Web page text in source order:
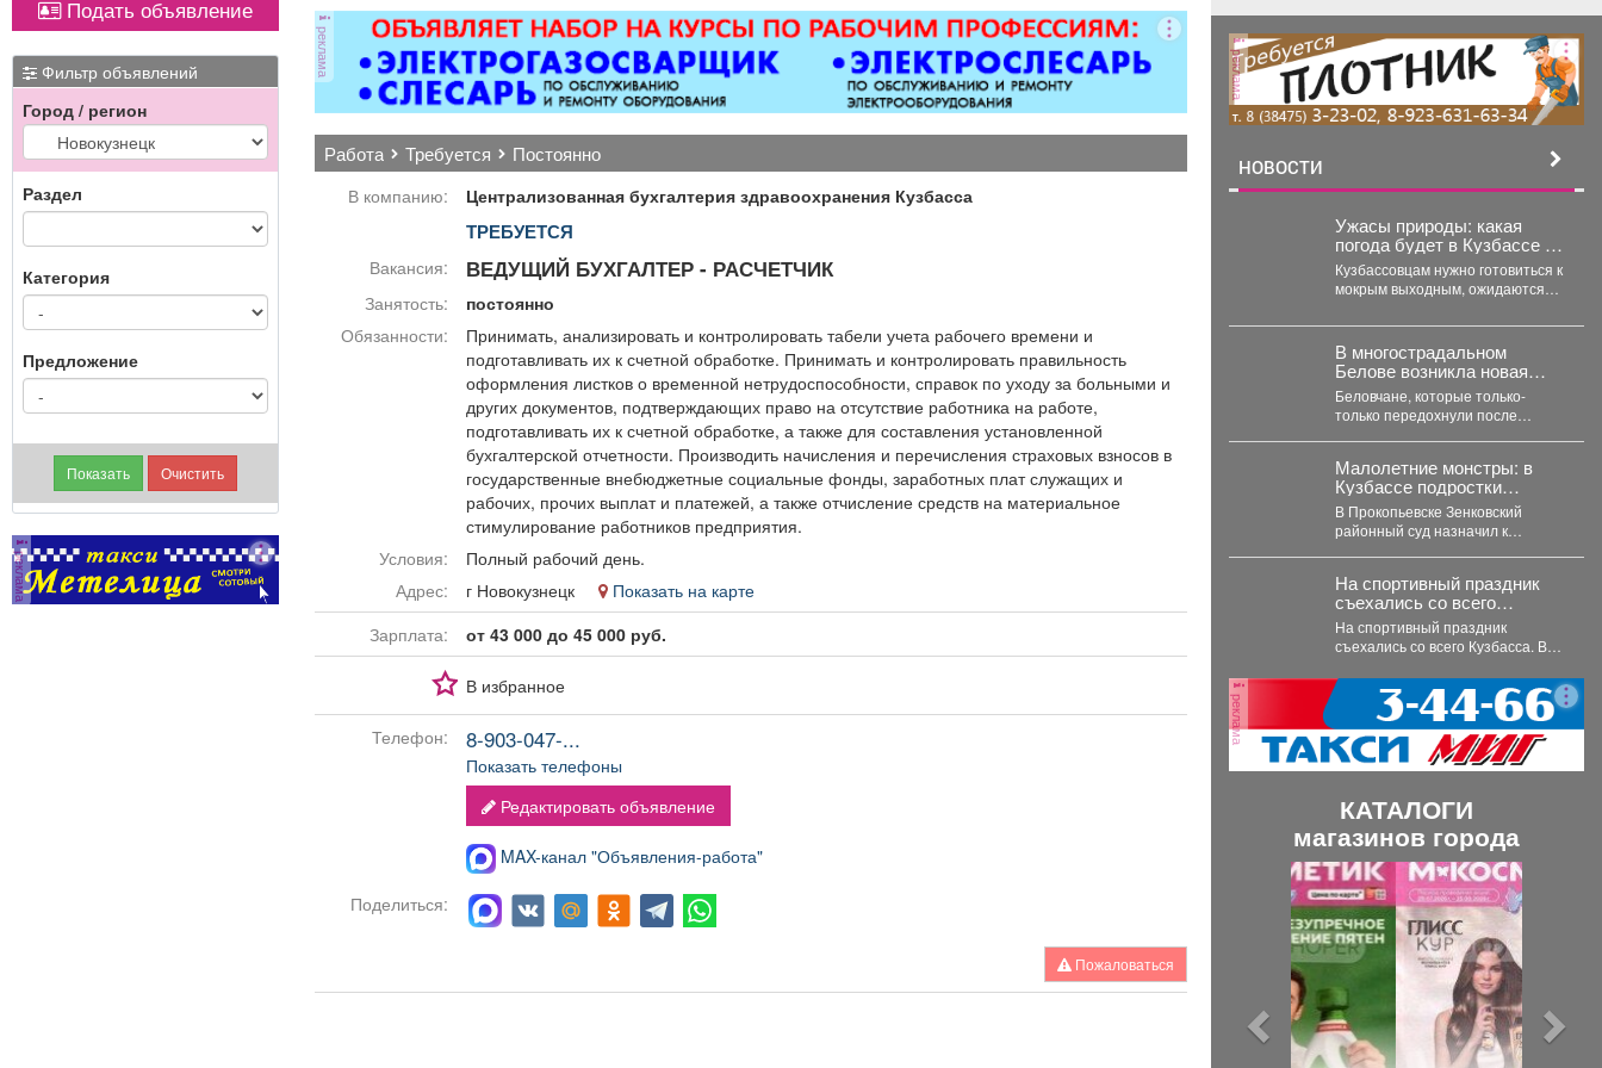
Вывоз мусора.
ОХРАННИКИ 5 разряда,
з/п от 33000 руб. 6
разряда, з/п от 37000
руб. официальное
трудоустройство
полный соц. пакет ООО
ЧОП «Интерлок-Н»
апартаментов.
-Комплектация номеров
всем необходимым
перед заселением
постояльцев. -Смена
постельного белья и
растений. -Проверка
— телевизора,
холодильника и др.
-Пополнение запаса
предметов личной
гигиены, а также мини-
бара. -Уборка зон
отдыха, коридоров и
служебных помещений.
-Выполнение
отдельных поручений
администраторов.
Сменный Занятость:
Постоянная Способ
договор Количество
откатные ворота; все
виды сварочных работ;
металлоконструкции;
бетонные работы
любой сложности.
Пенсионерам скидка
Подать объявление
Фильтр объявлений
Город / регион
Раздел
Категория
Предложение
реклама
реклама
работа требуется постоянно
В компанию: Централизованная бухгалтерия здравоохранения Кузбасса
ТРЕБУЕТСЯ
Вакансия: ВЕДУЩИЙ БУХГАЛТЕР - РАСЧЕТЧИК
Занятость:
постоянно
Обязанности:
Принимать, анализировать и контролировать табели учета рабочего времени и
подготавливать их к счетной обработке. Принимать и контролировать правильность
оформления листков о временной нетрудоспособности, справок по уходу за больными и
других документов, подтверждающих право на отсутствие работника на работе,
подготавливать их к счетной обработке, а также для составления установленной
бухгалтерской отчетности. Производить начисления и перечисления страховых взносов в
государственные внебюджетные социальные фонды, заработных плат служащих и
рабочих, прочих выплат и платежей, а также отчисление средств на материальное
стимулирование работников предприятия.
Условия:
Полный рабочий день.
Адрес:
г Новокузнецк
Показать на карте
Зарплата:
от 43 000 до 45 000 руб.
В избранное
Телефон: 8-903-047-...
Показать телефоны
Редактировать объявление
MAX-канал "Объявления-работа"
Поделиться:
Пожаловаться
реклама
НОВОСТИ
Ужасы природы: какая
погода будет в Кузбассе на
выходных
Кузбассовцам нужно готовиться к
мокрым выходным, ожидаются
ветер. По...
В многострадальном
Белове возникла новая
напасть – что на этот раз
Беловчане, которые только-
только передохнули после
напастью. ...
Малолетние монстры: в
Кузбассе подростки
избили, запихали в
багажник, и похитили 10-
летнего ребенка
В Прокопьевске Зенковский
районный суд назначил к
...
На спортивный праздник
съехались со всего
Кузбасса.
На спортивный праздник
съехались со всего Кузбасса. В
традиционный турнир по
теннису. 🥎...
реклама
КАТАЛОГИ
магазинов города